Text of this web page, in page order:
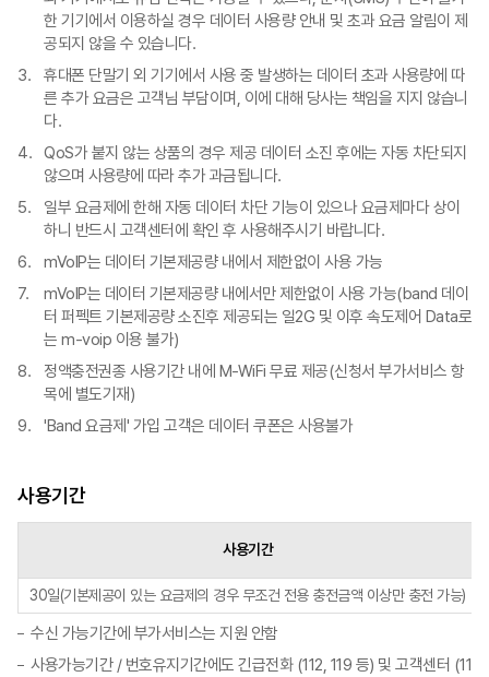
한 기기에서 이용하실 경우 데이터 사용량 안내 및 초과 요금 알림이 제
공되지 않을 수 있습니다.
휴대폰 단말기 외 기기에서 사용 중 발생하는 데이터 초과 사용량에 따
른 추가 요금은 고객님 부담이며, 이에 대해 당사는 책임을 지지 않습니
다.
QoS가 붙지 않는 상품의 경우 제공 데이터 소진 후에는 자동 차단되지
않으며 사용량에 따라 추가 과금됩니다.
일부 요금제에 한해 자동 데이터 차단 기능이 있으나 요금제마다 상이
하니 반드시 고객센터에 확인 후 사용해주시기 바랍니다.
mVoIP는 데이터 기본제공량 내에서 제한없이 사용 가능
mVoIP는 데이터 기본제공량 내에서만 제한없이 사용 가능(band 데이
터 퍼펙트 기본제공량 소진후 제공되는 일2G 및 이후 속도제어 Data로
는 m-voip 이용 불가)
정액충전권종 사용기간 내에 M-WiFi 무료 제공(신청서 부가서비스 항
목에 별도기재)
'Band 요금제' 가입 고객은 데이터 쿠폰은 사용불가
사용기간
사용기간
30일(기본제공이 있는 요금제의 경우 무조건 전용 충전금액 이상만 충전 가능)
수신 가능기간에 부가서비스는 지원 안함
사용가능기간 / 번호유지기간에도 긴급전화 (112, 119 등) 및 고객센터 (11